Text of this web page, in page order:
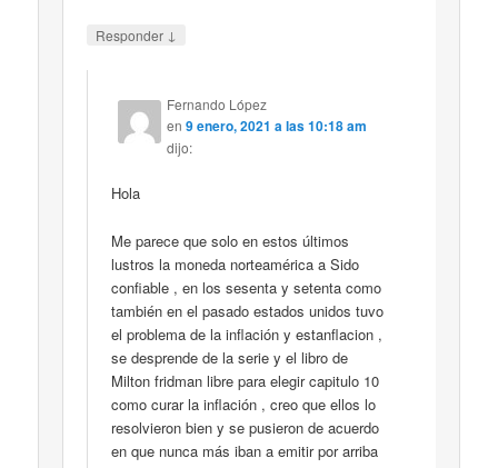
Responder ↓
Fernando López
en9 enero, 2021 a las 10:18 am
dijo:
Hola
Me parece que solo en estos últimos
lustros la moneda norteamérica a Sido
confiable , en los sesenta y setenta como
también en el pasado estados unidos tuvo
el problema de la inflación y estanflacion ,
se desprende de la serie y el libro de
Milton fridman libre para elegir capitulo 10
como curar la inflación , creo que ellos lo
resolvieron bien y se pusieron de acuerdo
en que nunca más iban a emitir por arriba